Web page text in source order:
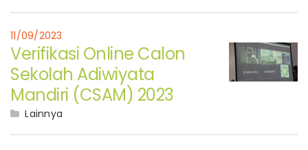
11/09/2023
Verifikasi Online Calon
Sekolah Adiwiyata
Mandiri (CSAM) 2023
Lainnya